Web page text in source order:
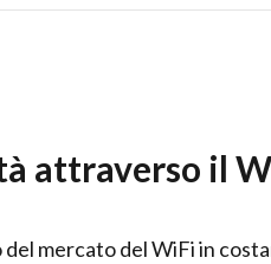
attraverso il
del mercato del WiFi in